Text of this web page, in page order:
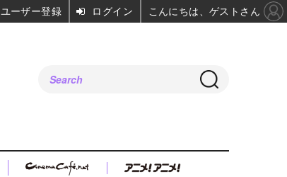
ユーザー登録 ログイン こんにちは、ゲストさん